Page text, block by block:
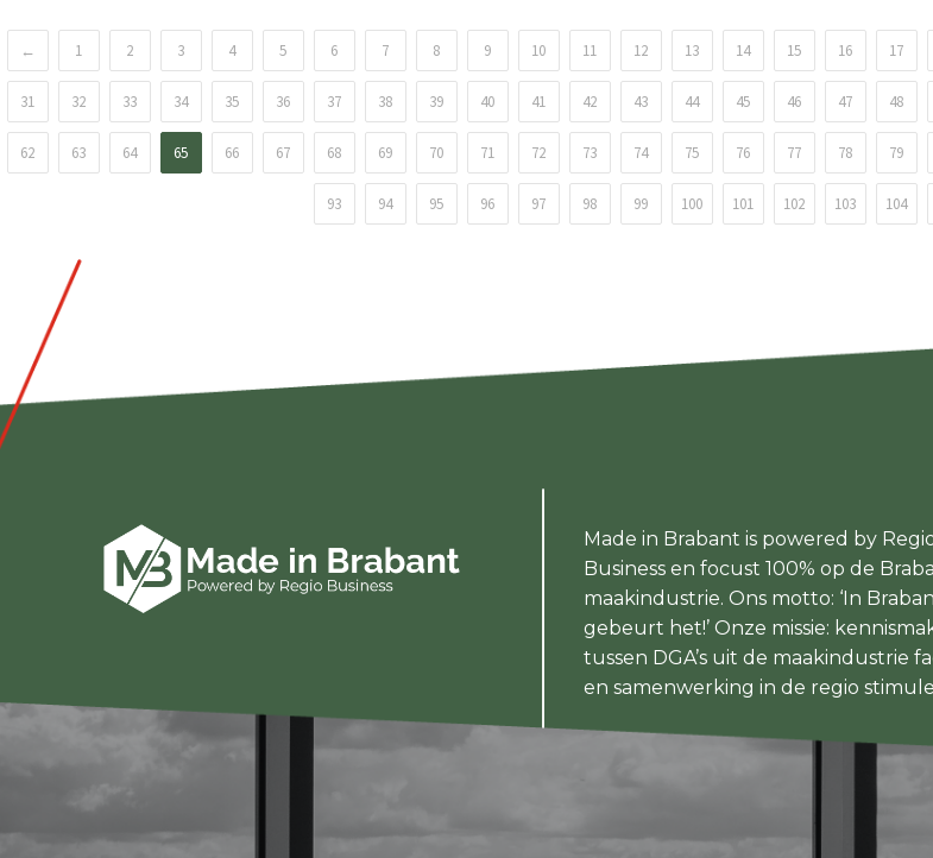
← 1 2 3 4 5 6 7 8 9 10 11 12 13 14 15 16 17
31 32 33 34 35 36 37 38 39 40 41 42 43 44 45 46 47 48
62 63 64 65 66 67 68 69 70 71 72 73 74 75 76 77 78 79
93 94 95 96 97 98 99 100 101 102 103 104
Made in Brabant is powered by
Business en focust 100% op de
maakindustrie. Ons motto: ‘In
gebeurt het!’ Onze missie:
tussen DGA’s uit de maakindustrie
en samenwerking in de regio